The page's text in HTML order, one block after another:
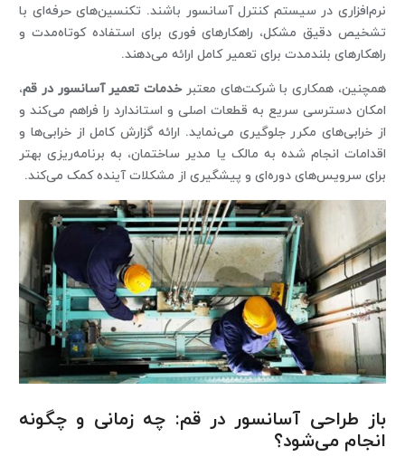
نرم‌افزاری در سیستم کنترل آسانسور باشند. تکنسین‌های حرفه‌ای با
تشخیص دقیق مشکل، راهکارهای فوری برای استفاده کوتاه‌مدت و
راهکارهای بلندمدت برای تعمیر کامل ارائه می‌دهند.
همچنین، همکاری با شرکت‌های معتبرخدمات تعمیر آسانسور در قم،
امکان دسترسی سریع به قطعات اصلی و استاندارد را فراهم می‌کند و
از خرابی‌های مکرر جلوگیری می‌نماید. ارائه گزارش کامل از خرابی‌ها و
اقدامات انجام شده به مالک یا مدیر ساختمان، به برنامه‌ریزی بهتر
برای سرویس‌های دوره‌ای و پیشگیری از مشکلات آینده کمک می‌کند.
باز طراحی آسانسور در قم: چه زمانی و چگونه
انجام می‌شود؟